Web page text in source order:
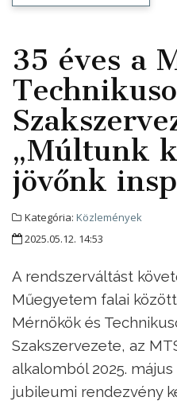
35 éves a
„Múltunk
jövőnk
Kategória: Közlemények
2025.05.12. 14:53
A rendszerváltást
Műegyetem falai
Mérnökök és
Szakszervezete, az
alkalomból 2025.
jubileumi rendezvény